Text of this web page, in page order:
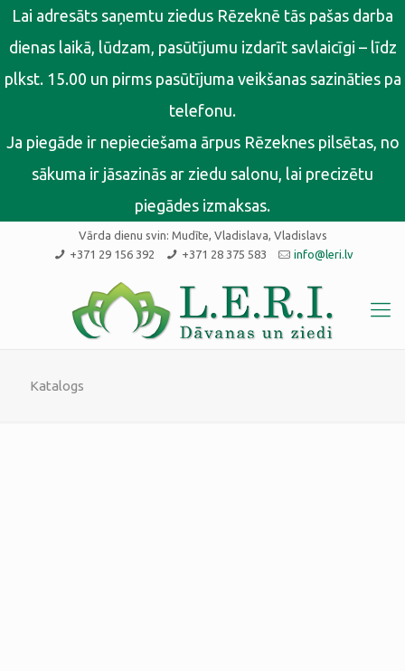
Lai adresāts saņemtu ziedus Rēzeknē tās pašas darba
dienas laikā, lūdzam, pasūtījumu izdarīt savlaicīgi – līdz
plkst. 15.00 un pirms pasūtījuma veikšanas sazināties pa
telefonu.
Ja piegāde ir nepieciešama ārpus Rēzeknes pilsētas, no
sākuma ir jāsazinās ar ziedu salonu, lai precizētu
piegādes izmaksas.
Vārda dienu svin: Mudīte, Vladislava, Vladislavs
+371 29 156 392
+371 28 375 583 info@leri.lv
Katalogs